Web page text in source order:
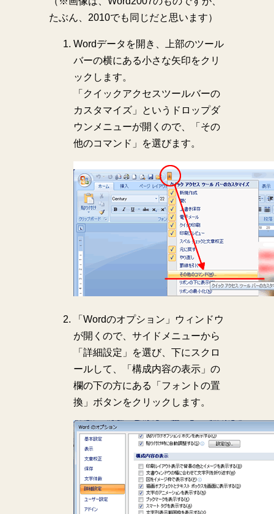
たぶん、2010でも同じだと思います）
Wordデータを開き、上部のツール
バーの横にある小さな矢印をクリ
ックします。
「クイックアクセスツールバーの
カスタマイズ」というドロップダ
ウンメニューが開くので、「その
他のコマンド」を選びます。
「Wordのオプション」ウィンドウ
が開くので、サイドメニューから
「詳細設定」を選び、下にスクロ
ールして、「構成内容の表示」の
欄の下の方にある「フォントの置
換」ボタンをクリックします。